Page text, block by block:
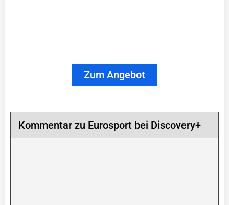
Zum Angebot
Kommentar zu Eurosport bei Discovery+